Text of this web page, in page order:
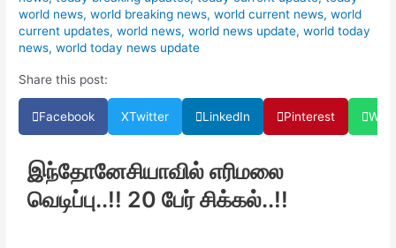
world news,world breaking news,world current news,world
current updates,world news,world news update,world today
news,world today news update
Share this post:
Facebook XTwitter LinkedIn Pinterest
இந்தோனேசியாவில் எரிமலை
வெடிப்பு..!! 20 பேர் சிக்கல்..!!